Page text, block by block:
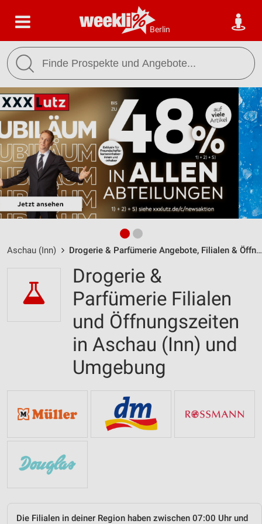
Berlin
Aschau (Inn) Drogerie & Parfümerie Angebote, Filialen & Öffnungszeiten
Drogerie &
Parfümerie Filialen
und Öffnungszeiten
in Aschau (Inn) und
Umgebung
Die Filialen in deiner Region haben zwischen 07:00 Uhr und